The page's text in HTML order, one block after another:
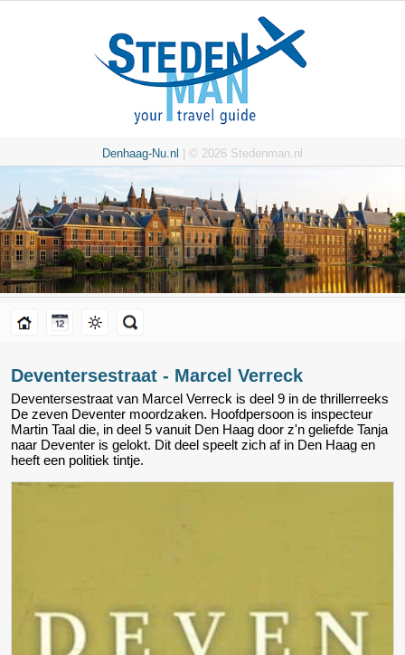
Denhaag-Nu.nl | © 2026 Stedenman.nl
Deventersestraat - Marcel Verreck
Deventersestraat van Marcel Verreck is deel 9 in de thrillerreeks
De zeven Deventer moordzaken. Hoofdpersoon is inspecteur
Martin Taal die, in deel 5 vanuit Den Haag door z'n geliefde Tanja
naar Deventer is gelokt. Dit deel speelt zich af in Den Haag en
heeft een politiek tintje.